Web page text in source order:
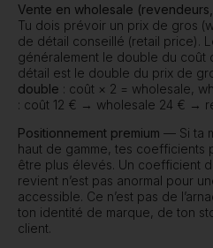
Vente en wholesale
Tu dois prévoir un prix de gros
de détail conseillé (retail price).
généralement le double du coût
détail est le double du prix de
double : coût × 2 = wholesale,
: coût 12 € → wholesale 24 € →
Positionnement premium — Si ta
haut de gamme, tes
être plus élevés. Un coefficient
revient n’est pas anormal pour
accessible. Ce n’est pas de
ton identité de marque, de ton
client.